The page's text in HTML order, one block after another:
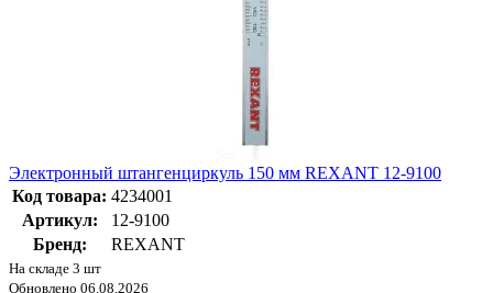
Электронный штангенциркуль 150 мм REXANT 12-9100
Код товара: 4234001
Артикул:
12-9100
Бренд:
REXANT
На складе 3 шт
Обновлено 06.08.2026